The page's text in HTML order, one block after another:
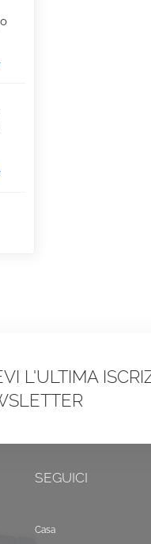
L'ULTIMA
SEGUICI
Casa